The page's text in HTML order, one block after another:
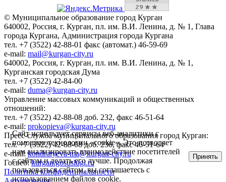
© Муниципальное образование город Курган
640002, Россия, г. Курган, пл. им. В.И. Ленина, д. № 1, Глава
города Кургана, Администрация города Кургана
тел. +7 (3522) 42-88-01 факс (автомат.) 46-59-69
e-mail: mail@kurgan-city.ru
640002, Россия, г. Курган, пл. им. В.И. Ленина, д. № 1,
Курганская городская Дума
тел. +7 (3522) 42-84-00
e-mail: duma@kurgan-city.ru
Управление массовых коммуникаций и общественных
отношений:
тел. +7 (3522) 42-88-08 доб. 232, факс 46-51-64
e-mail: prokopieva@kurgan-city.ru
Пресс-служба муниципального образования город Курган:
тел. +7 (3522) 42-88-08 доб. 236, факс 46-51-64
e-mail:kondratyeva-ma@kurgan-city.ru
Госвеб:kurgan.gosuslugi.ru
Политика конфиденциальности
Сайт использует сервисы веб-аналитики с
помощью технологии «cookie». Это позволяет
нам анализировать взаимодействие посетителей
с сайтом и делать его лучше. Продолжая
пользоваться сайтом, вы соглашаетесь с
использованием файлов cookie.
Принять